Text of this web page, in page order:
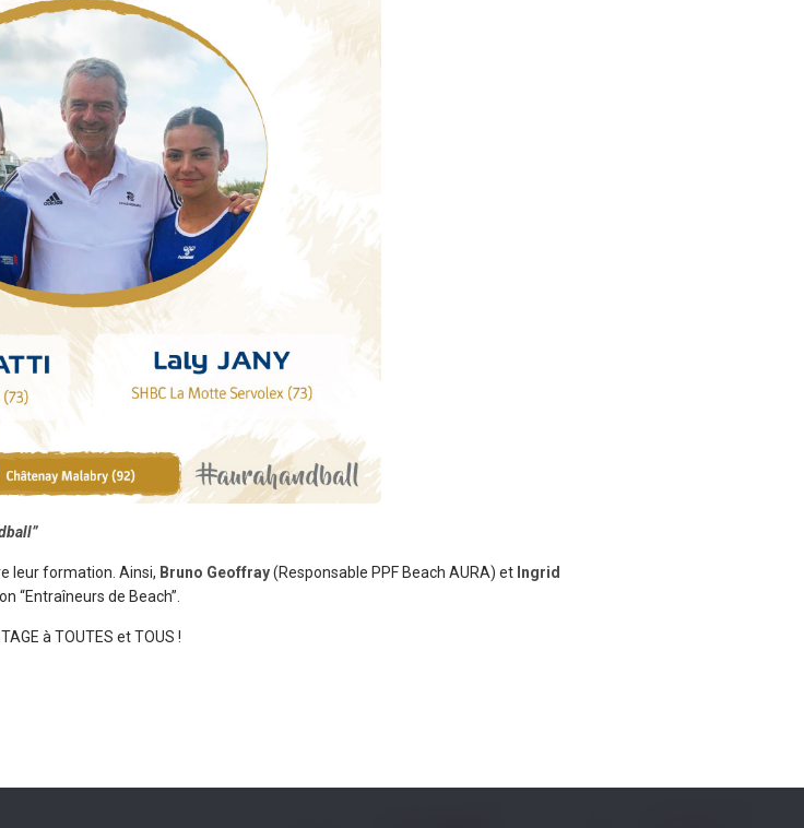
leur formation. Ainsi, Bruno Geoffray(Responsable PPF Beach AURA) et Ingrid
“Entraîneurs de Beach”.
à TOUTES et TOUS !